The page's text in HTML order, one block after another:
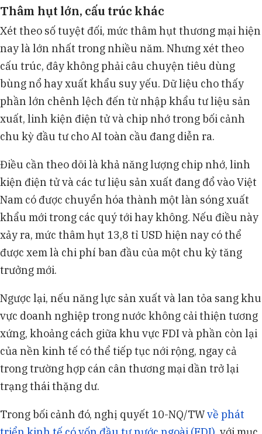
Thâm hụt lớn, cấu trúc khác
Xét theo số tuyệt đối, mức thâm hụt thương mại hiện
nay là lớn nhất trong nhiều năm. Nhưng xét theo
cấu trúc, đây không phải câu chuyện tiêu dùng
bùng nổ hay xuất khẩu suy yếu. Dữ liệu cho thấy
phần lớn chênh lệch đến từ nhập khẩu tư liệu sản
xuất, linh kiện điện tử và chip nhớ trong bối cảnh
chu kỳ đầu tư cho AI toàn cầu đang diễn ra.
Điều cần theo dõi là khả năng lượng chip nhớ, linh
kiện điện tử và các tư liệu sản xuất đang đổ vào Việt
Nam có được chuyển hóa thành một làn sóng xuất
khẩu mới trong các quý tới hay không. Nếu điều này
xảy ra, mức thâm hụt 13,8 tỉ USD hiện nay có thể
được xem là chi phí ban đầu của một chu kỳ tăng
trưởng mới.
Ngược lại, nếu năng lực sản xuất và lan tỏa sang khu
vực doanh nghiệp trong nước không cải thiện tương
xứng, khoảng cách giữa khu vực FDI và phần còn lại
của nền kinh tế có thể tiếp tục nới rộng, ngay cả
trong trường hợp cán cân thương mại dần trở lại
trạng thái thặng dư.
Trong bối cảnh đó, nghị quyết 10-NQ/TWvề phát